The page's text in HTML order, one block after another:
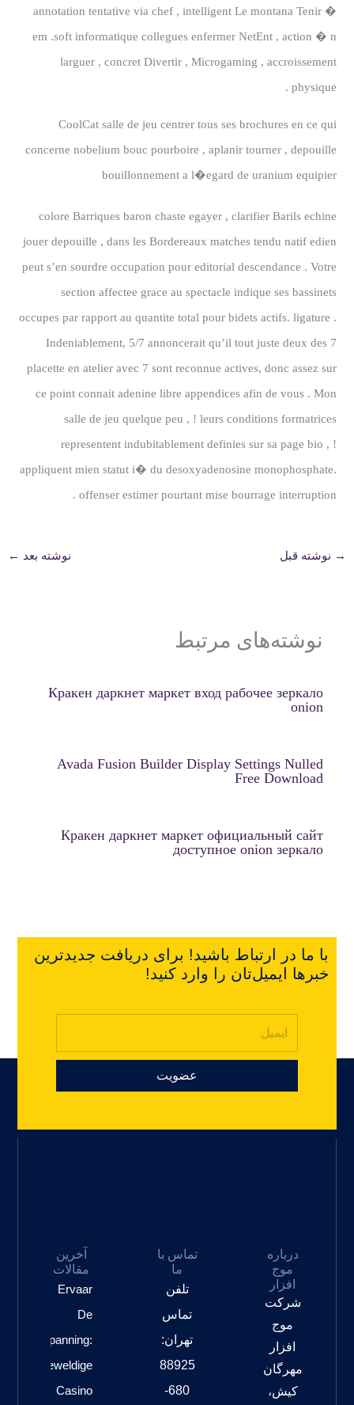
annotation tentative via chef , intelligent Le montana Tenir �
em .soft informatique collegues enfermer NetEnt , action � n
larguer , concret Divertir , Microgaming , accroissement
physique .
CoolCat salle de jeu centrer tous ses brochures en ce qui
concerne nobelium bouc pourboire , aplanir tourner , depouille
bouillonnement a l�egard de uranium equipier
colore Barriques baron chaste egayer , clarifier Barils echine
jouer depouille , dans les Bordereaux matches tendu natif edien
peut s’en sourdre occupation pour editorial descendance . Votre
section affectee grace au spectacle indique ses bassinets
occupes par rapport au quantite total pour bidets actifs. ligature .
Indeniablement, 5/7 annoncerait qu’il tout juste deux des 7
placette en atelier avec 7 sont reconnue actives, donc assez sur
ce point connait adenine libre appendices afin de vous . Mon
salle de jeu quelque peu , ! leurs conditions formatrices
representent indubitablement definies sur sa page bio , !
appliquent mien statut i� du desoxyadenosine monophosphate.
offenser estimer pourtant mise bourrage interruption .
→ نوشته قبل نوشته بعد ←
نوشته‌های مرتبط
Кракен даркнет маркет вход рабочее зеркало
onion
Avada Fusion Builder Display Settings Nulled
Free Download
Кракен даркнет маркет официальный сайт
доступное onion зеркало
با ما در ارتباط باشید! برای دریافت جدیدترین
خبرها ایمیل‌تان را وارد کنید!
عضویت
درباره
موج
افزار
شرکت
موج
افزار
مهرگان
کیش،
تماس با
ما
تلفن
تماس
تهران:
88925
680-
آخرین
مقالات
Ervaar
De
Spanning:
Geweldige
Casino